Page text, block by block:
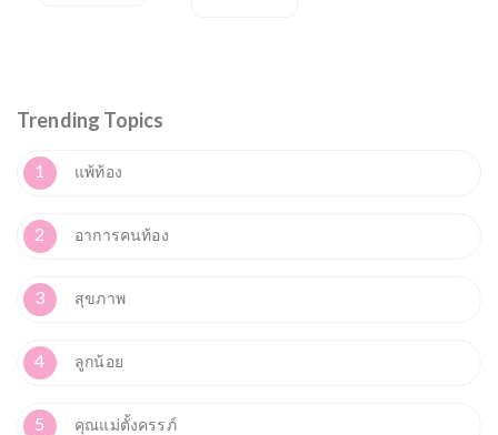
Trending Topics
1 แพ้ท้อง
2 อาการคนท้อง
3 สุขภาพ
4 ลูกน้อย
5 คุณแม่ตั้งครรภ์